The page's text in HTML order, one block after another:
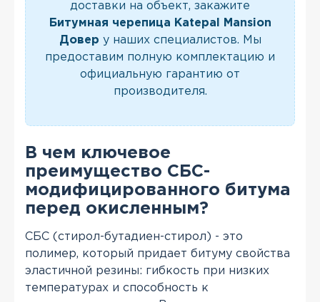
доставки на объект, закажите
Битумная черепица Katepal Mansion
Довер у наших специалистов. Мы
предоставим полную комплектацию и
официальную гарантию от
производителя.
В чем ключевое
преимущество СБС-
модифицированного битума
перед окисленным?
СБС (стирол-бутадиен-стирол) - это
полимер, который придает битуму свойства
эластичной резины: гибкость при низких
температурах и способность к